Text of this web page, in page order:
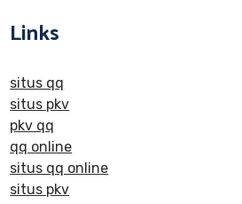
Links
situs qq
situs pkv
pkv qq
qq online
situs qq online
situs pkv